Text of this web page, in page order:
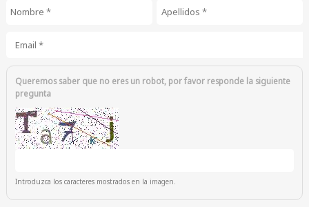
Queremos saber que no eres un robot, por favor responde la siguiente
pregunta
Introduzca los caracteres mostrados en la imagen.